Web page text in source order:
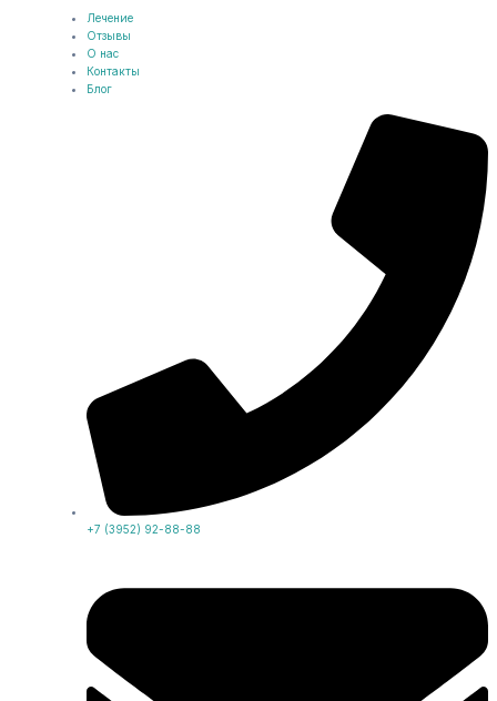
Лечение
Отзывы
О нас
Контакты
Блог
+7 (3952) 92-88-88